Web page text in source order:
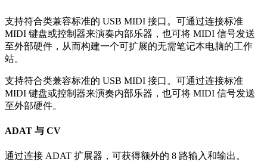
支持符合类兼容标准的 USB MIDI 接口。可通过连接标准
MIDI 键盘或控制器来演奏内部乐器，也可将 MIDI 信号发送
至外部硬件，从而构建一个可扩展的无需笔记本电脑的工作
站。
支持符合类兼容标准的 USB MIDI 接口。可通过连接标准
MIDI 键盘或控制器来演奏内部乐器，也可将 MIDI 信号发送
至外部硬件。
ADAT 与 CV
通过连接 ADAT 扩展器，可获得额外的 8 路输入和输出。